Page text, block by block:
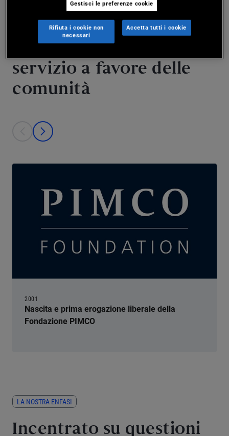
LA NOSTRA STORIA
servizio a favore delle
comunità
This is a carousel with individual cards. Use the previous and next
prev
next
2001
Nascita e prima erogazione liberale della
Fondazione PIMCO
LA NOSTRA ENFASI
Incentrato su questioni
Gestisci le preferenze cookie
Rifiuta i cookie non
necessari
Accetta tutti i cookie